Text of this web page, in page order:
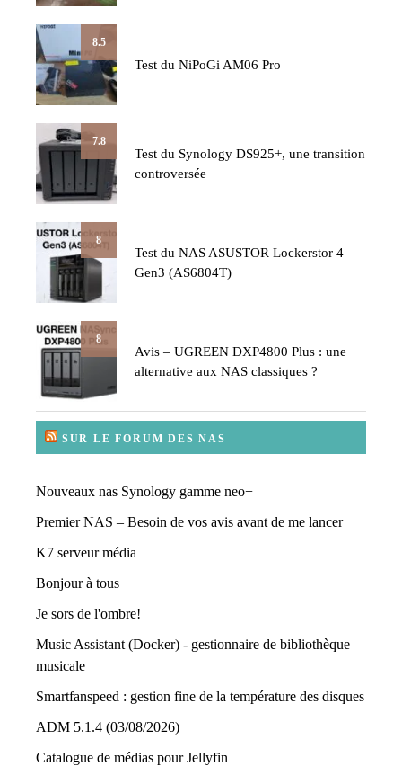
8.5
Test du NiPoGi AM06 Pro
7.8
Test du Synology DS925+, une transition
controversée
8
Test du NAS ASUSTOR Lockerstor 4
Gen3 (AS6804T)
8
Avis – UGREEN DXP4800 Plus : une
alternative aux NAS classiques ?
SUR LE FORUM DES NAS
Nouveaux nas Synology gamme neo+
Premier NAS – Besoin de vos avis avant de me lancer
K7 serveur média
Bonjour à tous
Je sors de l'ombre!
Music Assistant (Docker) - gestionnaire de bibliothèque
musicale
Smartfanspeed : gestion fine de la température des disques
ADM 5.1.4 (03/08/2026)
Catalogue de médias pour Jellyfin